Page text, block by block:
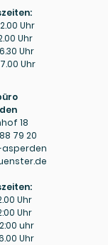
Uhr
Uhr
Uhr
Uhr
18
79 20
Uhr
Uhr
uhr
Uhr